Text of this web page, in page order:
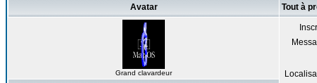
Avatar Tout à
Grand clavardeur